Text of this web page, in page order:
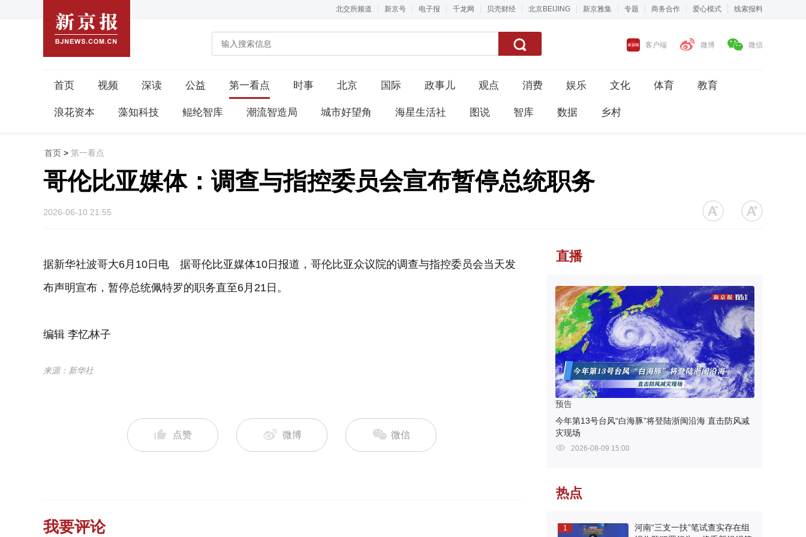
北交所频道 新京号 电子报 千龙网 贝壳财经 北京BEIJING 新京雅集 专题 商务合作 爱心模式 线索报料
客户端 微博 微信
首页 视频 深读 公益 第一看点 时事 北京 国际 政事儿 观点 消费 娱乐 文化 体育 教育
浪花资本 藻知科技 鲲纶智库 潮流智造局 城市好望角 海星生活社 图说 智库 数据 乡村
首页 > 第一看点
哥伦比亚媒体：调查与指控委员会宣布暂停总统职务
2026-06-10 21:55
据新华社波哥大6月10日电 据哥伦比亚媒体10日报道，哥伦比亚众议院的调查与指控委员会当天发
布声明宣布，暂停总统佩特罗的职务直至6月21日。
编辑 李忆林子
来源：新华社
点赞 微博 微信
我要评论
直播
预告
今年第13号台风“白海豚”将登陆浙闽沿海 直击防风减
灾现场
2026-08-09 15:00
热点
1
河南“三支一扶”笔试查实存在组